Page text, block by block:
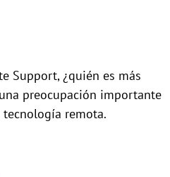
Support, ¿quién es más
preocupación importante
remota.